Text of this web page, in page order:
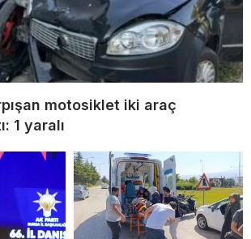
motosiklet iki araç
1 yaralı